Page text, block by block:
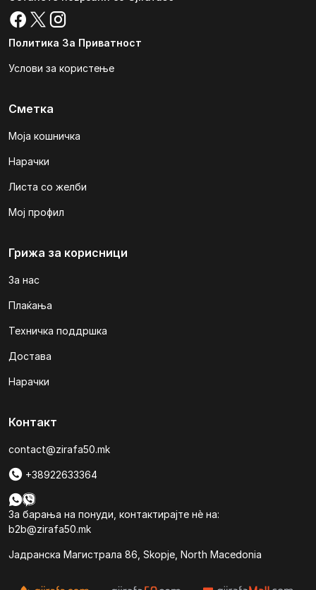
Политика За Приватност
Услови за користење
Сметка
Моја кошничка
Нарачки
Листа со желби
Мој профил
Грижа за корисници
За нас
Плаќања
Техничка поддршка
Достава
Нарачки
Контакт
contact@zirafa50.mk
+38922633364
За барања на понуди, контактирајте нѐ на:
b2b@zirafa50.mk
Jадранска Магистрала 86, Skopje, North Macedonia